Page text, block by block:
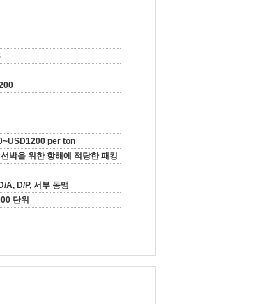
per ton
박을 위한 항해에 적당한 패킹
A, D/P, 서부 동맹
단위